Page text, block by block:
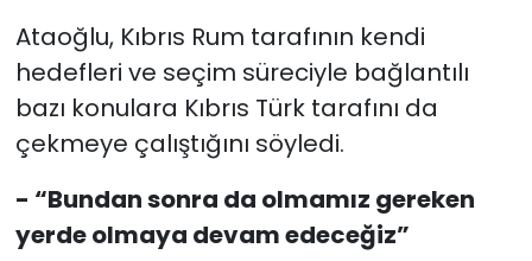
Ataoğlu, Kıbrıs Rum tarafının kendi
hedefleri ve seçim süreciyle bağlantılı
bazı konulara Kıbrıs Türk tarafını da
çekmeye çalıştığını söyledi.
- “Bundan sonra da olmamız gereken
yerde olmaya devam edeceğiz”